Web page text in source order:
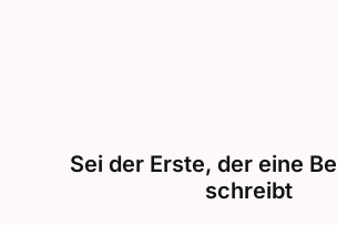
Sei der Erste, der eine
schreibt